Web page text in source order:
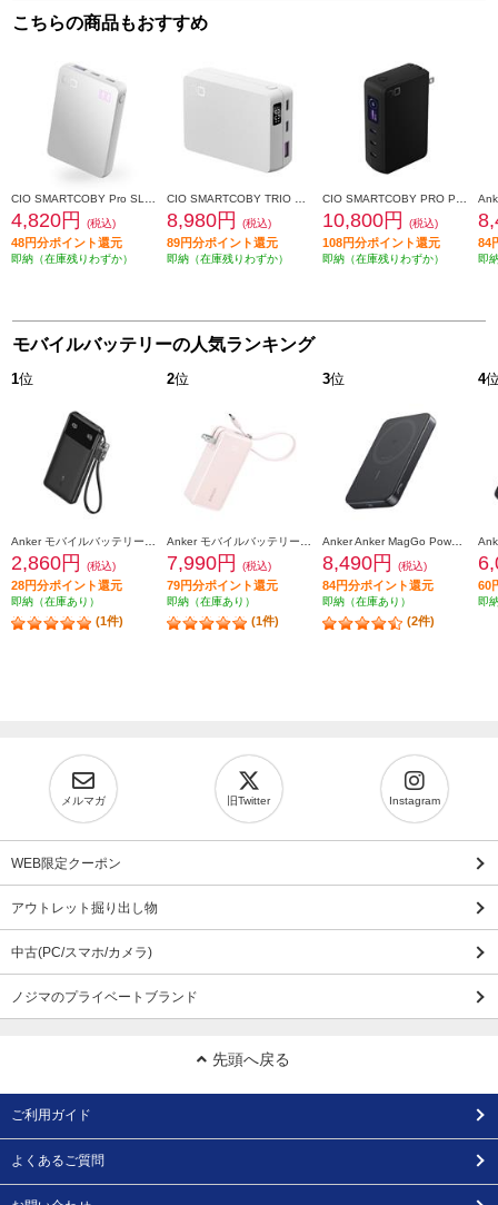
こちらの商品もおすすめ
4,820円 (税込)
48円分ポイント還元
即納（在庫残りわずか）
8,980円 (税込)
89円分ポイント還元
即納（在庫残りわずか）
10,800円 (税込)
108円分ポイント還元
即納（在庫残りわずか）
84
即
モバイルバッテリーの人気ランキング
1位
2,860円 (税込)
28円分ポイント還元
即納（在庫あり）
(1件)
2位
7,990円 (税込)
79円分ポイント還元
即納（在庫あり）
(1件)
3位
8,490円 (税込)
84円分ポイント還元
即納（在庫あり）
(2件)
4
60
即
メルマガ 旧Twitter Instagram
WEB限定クーポン
アウトレット掘り出し物
中古(PC/スマホ/カメラ)
ノジマのプライベートブランド
先頭へ戻る
ご利用ガイド
よくあるご質問